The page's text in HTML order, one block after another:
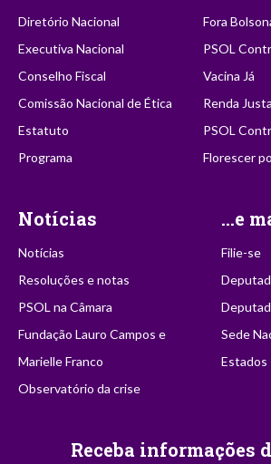
Diretório Nacional
Executiva Nacional
Conselho Fiscal
Comissão Nacional de Ética
Estatuto
Programa
Fora
PSOL
Vacina Já
Renda Justa
PSOL
Florescer
Notícias
Notícias
Resoluções e notas
PSOL na Câmara
Fundação Lauro Campos e
Marielle Franco
Observatório da crise
...e
Filie-se
Sede
Estados
Receba informações